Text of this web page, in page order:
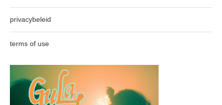
privacybeleid
terms of use